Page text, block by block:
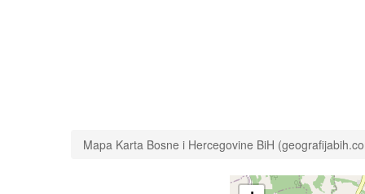
Mapa Karta Bosne i Hercegovine BiH